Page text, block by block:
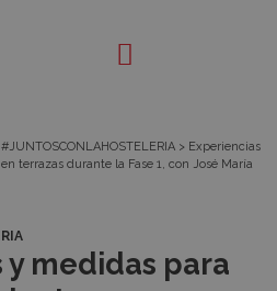
#JUNTOSCONLAHOSTELERIA > Experiencias
terrazas durante la Fase 1, con José María
y medidas para